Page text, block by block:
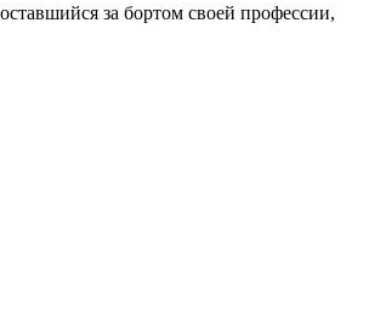
за бортом своей профессии,